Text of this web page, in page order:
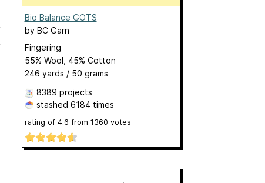
Bio Balance GOTS
by BC Garn
Fingering
55% Wool, 45% Cotton
246 yards / 50 grams
8389 projects
stashed 6184 times
rating of 4.6 from 1360 votes